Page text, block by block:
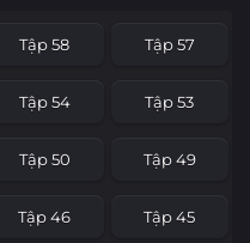
Tập 58 Tập 57
Tập 54 Tập 53
Tập 50 Tập 49
Tập 46 Tập 45